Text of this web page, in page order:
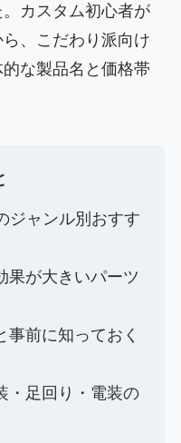
カスタム初心者が
、こだわり派向け
な製品名と価格帯
ジャンル別おすす
果が大きいパーツ
事前に知っておく
・足回り・電装の